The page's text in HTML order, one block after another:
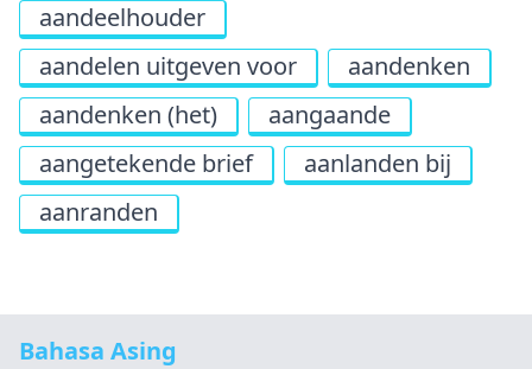
aandeelhouder
aandelen uitgeven voor
aandenken
aandenken (het)
aangaande
aangetekende brief
aanlanden bij
aanranden
Bahasa Asing